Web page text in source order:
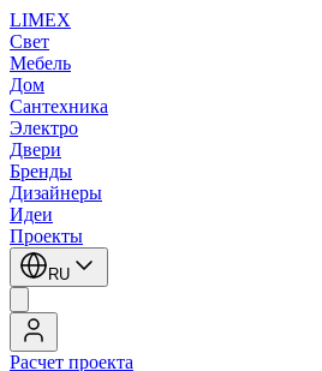
LIMEX
Свет
Мебель
Дом
Сантехника
Электро
Двери
Бренды
Дизайнеры
Идеи
Проекты
RU
Расчет проекта